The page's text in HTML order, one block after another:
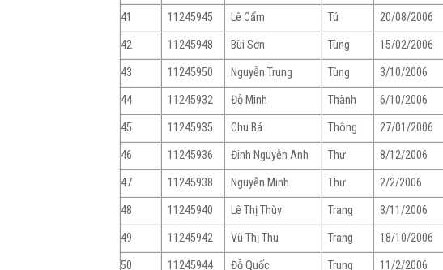
41
11245945 Lê Cẩm Tú
20/08/2006
42
11245948 Bùi Sơn Tùng
15/02/2006
43
11245950 Nguyễn Trung Tùng
3/10/2006
44
11245932 Đỗ Minh Thành
6/10/2006
45
11245935 Chu Bá Thông
27/01/2006
46
11245936 Đinh Nguyễn Anh Thư
8/12/2006
47
11245938 Nguyễn Minh Thư
2/2/2006
48
11245940 Lê Thị Thùy Trang
3/11/2006
49
11245942 Vũ Thị Thu Trang
18/10/2006
50
11245944 Đỗ Quốc Trung
11/2/2006